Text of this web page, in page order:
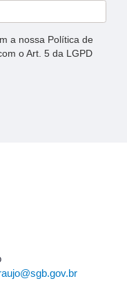
a nossa Política de
o Art. 5 da LGPD